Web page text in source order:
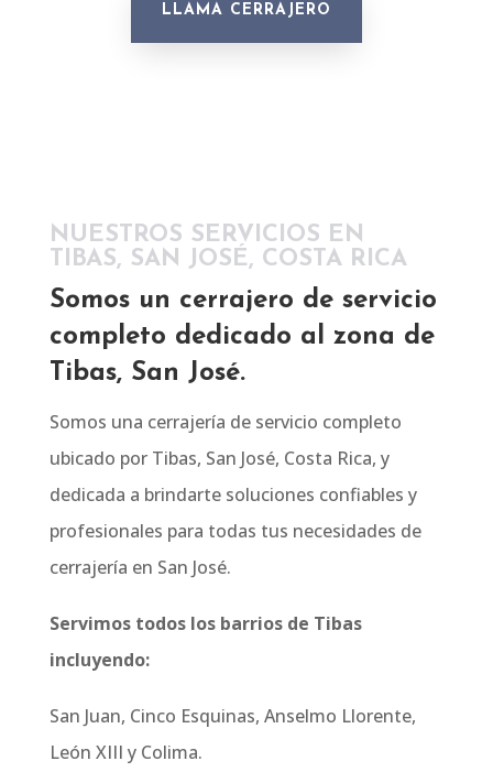
LLAMA CERRAJERO
NUESTROS SERVICIOS EN
TIBAS, SAN JOSÉ, COSTA RICA
Somos un cerrajero de servicio
completo dedicado al zona de
Tibas, San José.
Somos una cerrajería de servicio completo
ubicado por Tibas, San José, Costa Rica, y
dedicada a brindarte soluciones confiables y
profesionales para todas tus necesidades de
cerrajería en San José.
Servimos todos los barrios de Tibas
incluyendo:
San Juan, Cinco Esquinas, Anselmo Llorente,
León XIII y Colima.